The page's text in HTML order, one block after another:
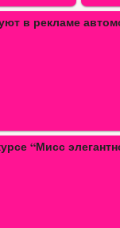
принцесс Диснея:…
жизнь принцесс…